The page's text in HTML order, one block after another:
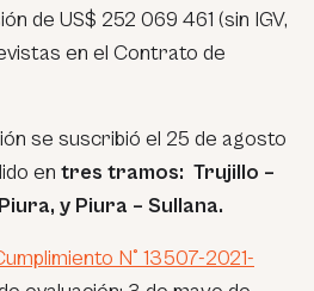
de US$ 252 069 461 (sin IGV,
en el Contrato de
se suscribió el 25 de agosto
en tres tramos: Trujillo –
y Piura – Sullana.
N° 13507-2021-